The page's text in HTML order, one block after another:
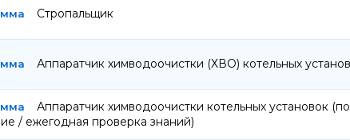
Стропальщик
Аппаратчик химводоочистки (ХВО) котельных
Аппаратчик химводоочистки котельных установок
/ ежегодная проверка знаний)